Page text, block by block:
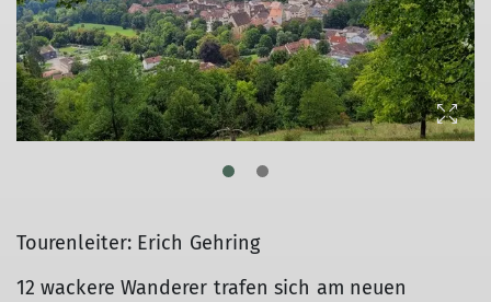
Tourenleiter: Erich Gehring
12 wackere Wanderer trafen sich am neuen